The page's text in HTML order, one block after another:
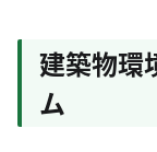
建築物環
ム